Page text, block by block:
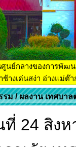
นย์กลางของการพัฒ
ช้างเด่นสง่า อ่างแม่ต๊
ม / ผลงาน เทศบา
ที่ 24 สิงห